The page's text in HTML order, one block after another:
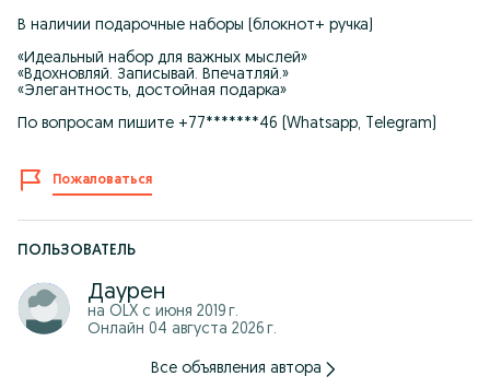
В наличии подарочные наборы (блокнот+ ручка)
«Идеальный набор для важных мыслей»
«Вдохновляй. Записывай. Впечатляй.»
«Элегантность, достойная подарка»
По вопросам пишите +77*******46 (Whatsapp, Telegram)
Пожаловаться
ПОЛЬЗОВАТЕЛЬ
Даурен
на OLX с июня 2019 г.
Онлайн 04 августа 2026 г.
Все объявления автора